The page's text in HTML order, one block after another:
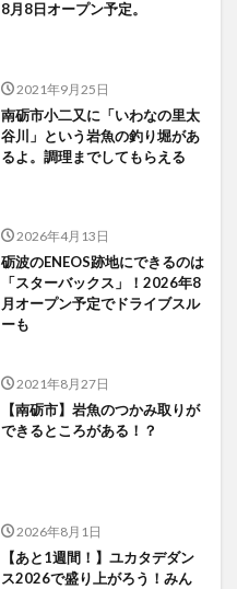
8月8日オープン予定。
2021年9月25日
南砺市小二又に「いわなの里太
谷川」という岩魚の釣り堀があ
るよ。調理までしてもらえる
2026年4月13日
砺波のENEOS跡地にできるのは
「スターバックス」！2026年8
月オープン予定でドライブスル
ーも
2021年8月27日
【南砺市】岩魚のつかみ取りが
できるところがある！？
2026年8月1日
【あと1週間！】ユカタデダン
ス2026で盛り上がろう！みん